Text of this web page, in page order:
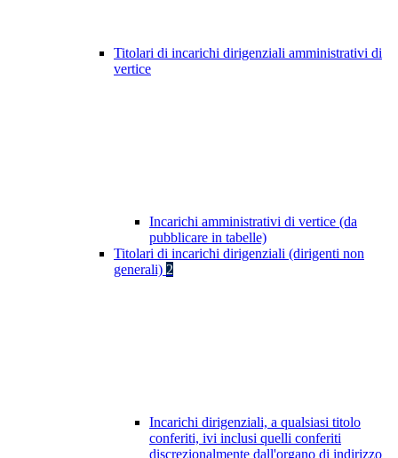
Titolari di incarichi dirigenziali amministrativi di
vertice
Incarichi amministrativi di vertice (da
pubblicare in tabelle)
Titolari di incarichi dirigenziali (dirigenti non
generali) 2
Incarichi dirigenziali, a qualsiasi titolo
conferiti, ivi inclusi quelli conferiti
discrezionalmente dall'organo di indirizzo